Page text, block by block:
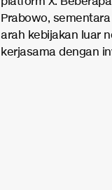
Prabowo,
arah kebijakan luar
kerjasama dengan